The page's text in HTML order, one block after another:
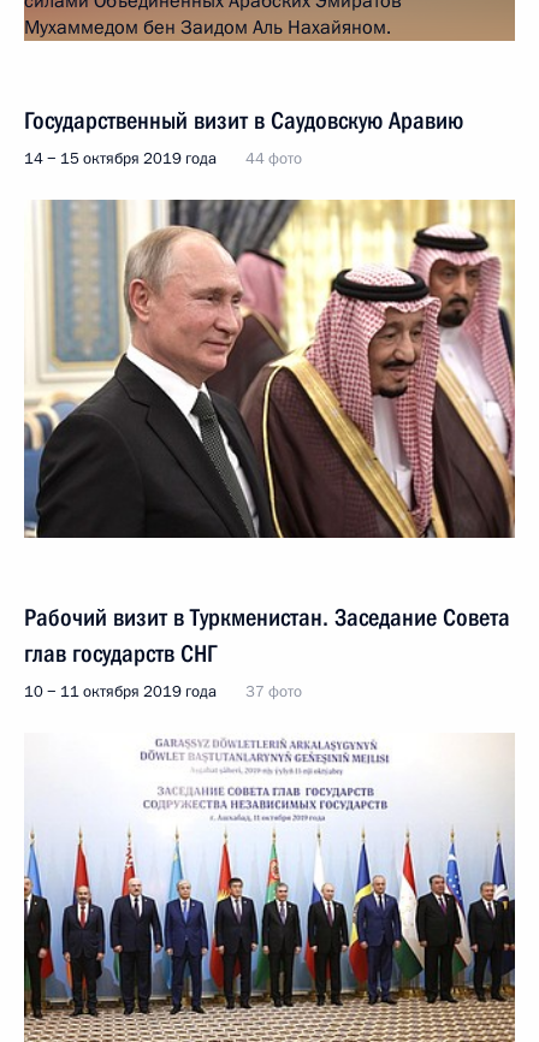
Государственный визит в Саудовскую Аравию
14 − 15 октября 2019 года 44 фото
Рабочий визит в Туркменистан. Заседание Совета
глав государств СНГ
10 − 11 октября 2019 года 37 фото